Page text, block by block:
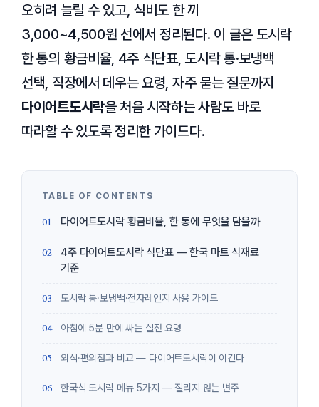
오히려 늘릴 수 있고, 식비도 한 끼
3,000~4,500원 선에서 정리된다. 이 글은 도시락
한 통의 황금비율, 4주 식단표, 도시락 통·보냉백
선택, 직장에서 데우는 요령, 자주 묻는 질문까지
다이어트도시락을 처음 시작하는 사람도 바로
따라할 수 있도록 정리한 가이드다.
다이어트도시락 황금비율, 한 통에 무엇을 담을까
4주 다이어트도시락 식단표 — 한국 마트 식재료
기준
도시락 통·보냉백·전자레인지 사용 가이드
아침에 5분 만에 싸는 실전 요령
외식·편의점과 비교 — 다이어트도시락이 이긴다
한국식 도시락 메뉴 5가지 — 질리지 않는 변주